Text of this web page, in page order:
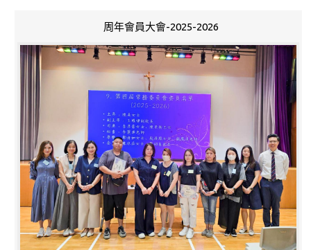
周年會員大會-2025-2026